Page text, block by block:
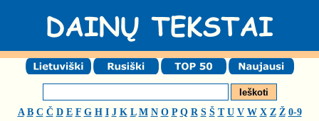
A B C Č D E F G H I J K L M N O P Q R S Š T U V W X Z Ž 0-9